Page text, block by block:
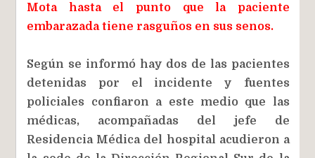
Mota hasta el punto que la paciente
embarazada tiene rasguños en sus senos.
Según se informó hay dos de las pacientes
detenidas por el incidente y fuentes
policiales confiaron a este medio que las
médicas, acompañadas del jefe de
Residencia Médica del hospital acudieron a